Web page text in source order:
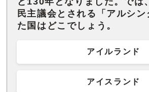
民主議会とされる「アルシ
た国はどこでしょう。
アイルランド
アイスランド